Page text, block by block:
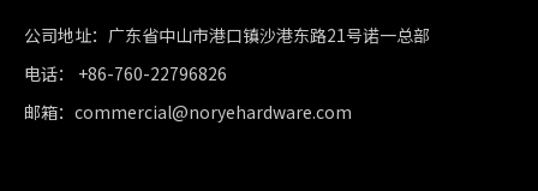
公司地址：广东省中山市港口镇沙港东路21号诺一总部
电话： +86-760-22796826
邮箱：commercial@noryehardware.com